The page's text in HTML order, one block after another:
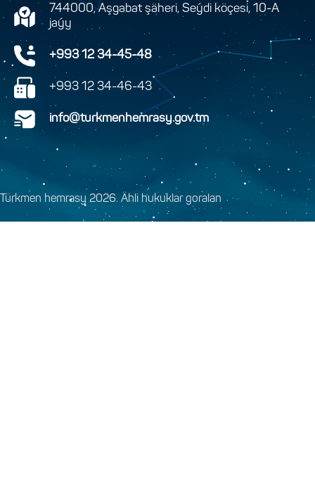
744000, Aşgabat şäheri, Seýdi köçesi, 10-A
jaýy
+993 12 34-45-48
+993 12 34-46-43
info@turkmenhemrasy.gov.tm
Türkmen hemrasy 2026. Ähli hukuklar goralan